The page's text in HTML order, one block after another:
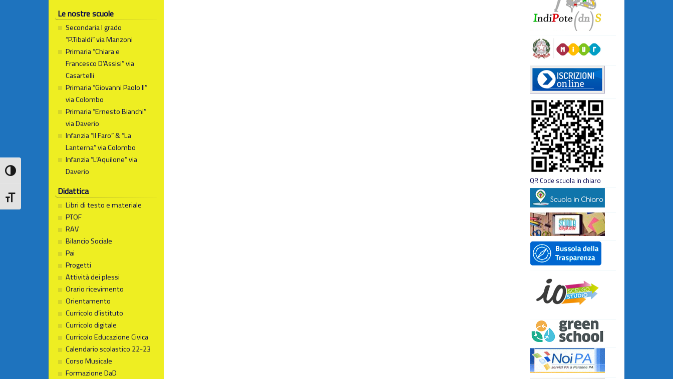
Attiva/disattiva alto contrasto
Attiva/disattiva dimensione testo
Le nostre scuole
Secondaria I grado
“P.Tibaldi” via Manzoni
Primaria “Chiara e
Francesco D’Assisi” via
Casartelli
Primaria “Giovanni Paolo II”
via Colombo
Primaria “Ernesto Bianchi”
via Daverio
Infanzia “Il Faro” & “La
Lanterna” via Colombo
Infanzia “L’Aquilone” via
Daverio
Didattica
Libri di testo e materiale
PTOF
RAV
Bilancio Sociale
Pai
Progetti
Attività dei plessi
Orario ricevimento
Orientamento
Curricolo d’istituto
Curricolo digitale
Curricolo Educazione Civica
Calendario scolastico 22-23
Corso Musicale
Formazione DaD
QR Code scuola in chiaro